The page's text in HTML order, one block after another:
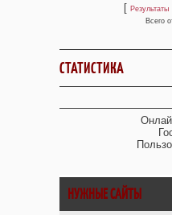
[ Результаты
Всего
СТАТИСТИКА
НУЖНЫЕ САЙТЫ